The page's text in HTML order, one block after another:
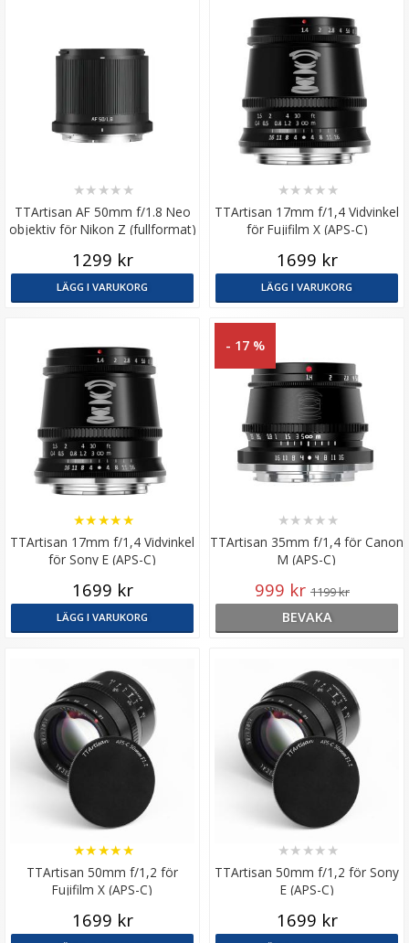
TTArtisan AF 50mm f/1.8 Neo
objektiv för Nikon Z (fullformat)
★★ ★★ ★
1299 kr
LÄGG I VARUKORG
TTArtisan 17mm f/1,4 Vidvinkel
för Fujifilm X (APS-C)
★★ ★★ ★
1699 kr
LÄGG I VARUKORG
TTArtisan 17mm f/1,4 Vidvinkel
för Sony E (APS-C)
★★★★★
1699 kr
LÄGG I VARUKORG
- 17 %
TTArtisan 35mm f/1,4 för Canon
M (APS-C)
★★ ★★ ★
999 kr 1199 kr
BEVAKA
TTArtisan 50mm f/1,2 för
Fujifilm X (APS-C)
★★★★★
1699 kr
TTArtisan 50mm f/1,2 för Sony
E (APS-C)
★★ ★★ ★
1699 kr